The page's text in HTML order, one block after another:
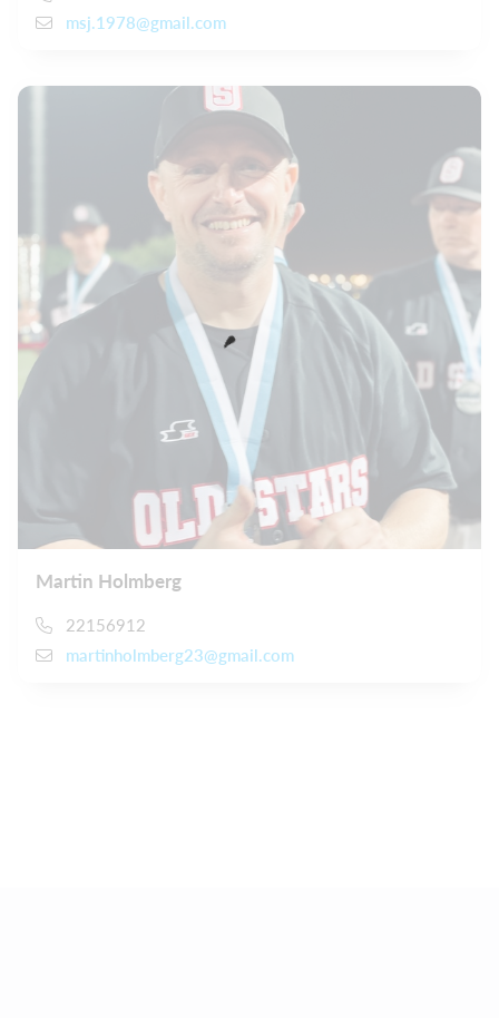
msj.1978@gmail.com
Martin Holmberg
22156912
martinholmberg23@gmail.com